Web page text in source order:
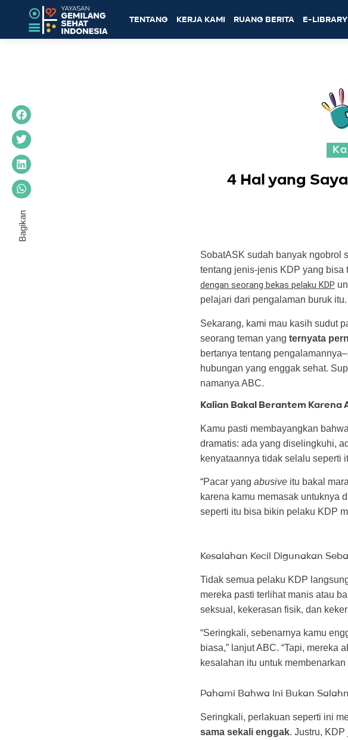
TENTANG KERJA KAMI RUANG BERITA E-LIBRARY
4 Hal yang
SobatASK sudah banyak ngobrol
tentang jenis-jenis KDP yang bisa
dengan seorang bekas pelaku KDP
pelajari dari pengalaman buruk itu.
Sekarang, kami mau kasih sudut
seorang teman yang ternyata
bertanya tentang
hubungan yang enggak sehat.
namanya ABC.
Kalian Bakal Berantem Karena
Kamu pasti membayangkan
dramatis: ada yang diselingkuhi,
kenyataannya tidak selalu seperti
“Pacar yang abusive itu bakal
karena kamu memasak untuknya
seperti itu bisa bikin pelaku KDP
Kesalahan Kecil Digunakan
Tidak semua pelaku KDP
mereka pasti terlihat manis atau
seksual, kekerasan fisik, dan
“Seringkali, sebenarnya kamu
biasa,” lanjut ABC. “Tapi,
kesalahan itu untuk
Pahami Bahwa Ini Bukan
Seringkali, perlakuan seperti ini
sama sekali enggak. Justru,